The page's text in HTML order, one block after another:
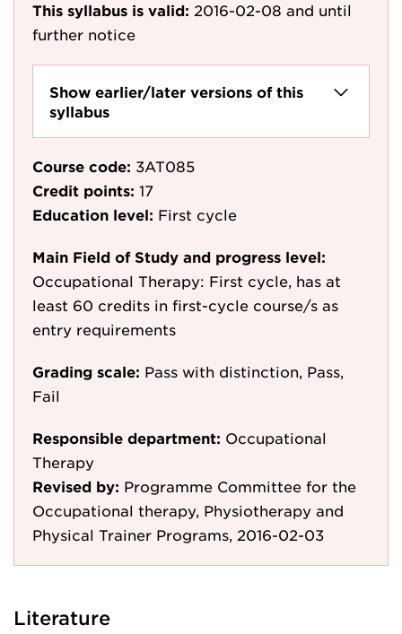
This syllabus is valid: 2016-02-08 and until
further notice
Show earlier/later versions of this
syllabus
Course code: 3AT085
Credit points: 17
Education level: First cycle
Main Field of Study and progress level:
Occupational Therapy: First cycle, has at
least 60 credits in first-cycle course/s as
entry requirements
Grading scale: Pass with distinction, Pass,
Fail
Responsible department: Occupational
Therapy
Revised by: Programme Committee for the
Occupational therapy, Physiotherapy and
Physical Trainer Programs, 2016-02-03
Literature